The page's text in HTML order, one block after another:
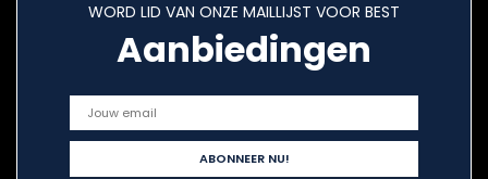
WORD LID VAN ONZE MAILLIJST VOOR BEST
Aanbiedingen